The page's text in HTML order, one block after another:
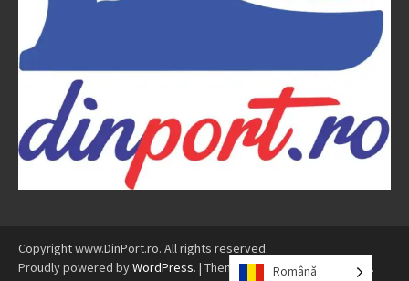
Copyright www.DinPort.ro. All rights reserved.
Proudly powered byWordPress. | Theme: Awaken byThemezHut .
Română